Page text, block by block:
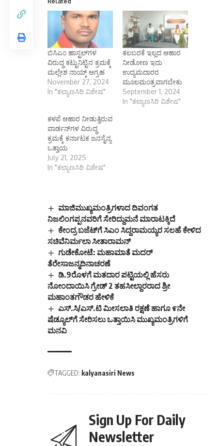
ಬಿಸಿಎಂ ಹಾಸ್ಟಲ್‌ಗಳ
ವಿರುದ್ಧ ಕಟ್ಟುನಿಟ್ಟಿನ ಕ್ರಮಕ್ಕೆ
ಮಲ್ಲೇಶ ನಾಯ್ಕ್ ಆಗ್ರಹ
November 27, 2024
In "ಕಲ್ಯಾಣಸಿರಿ ವಿಶೇಷ"
ಕಲಬರಕೆ ಇಲ್ಲದ ಆಹಾರ
ನೀಡೋಣ ಇದು
ಉದ್ಯಮದಾರರ
ಮೂಲಮಂತ್ರವಾಗಬೇಕು
September 1, 2024
In "ಕಲ್ಯಾಣಸಿರಿ ವಿಶೇಷ"
ಕಳಪೆ ಆಹಾರ ನೀಡುತ್ತಿರುವ
ವಾರ್ಡನ್‍ಗಳ ವಿರುದ್ಧ
ಕ್ರಮಕ್ಕೆ ಕರ್ನಾಟಕ ಜನಸೈನ್ಯ
ಒತ್ತಾಯ
July 21, 2025
In "ಕಲ್ಯಾಣಸಿರಿ ವಿಶೇಷ"
ಮಾಜಿಮುಖ್ಯಮಂತ್ರಿಗಳಾದ ದಿವಂಗತ
ನಿಜಲಿಂಗಪ್ಪನವರಿಗೆ ಸೇರಿದ್ದುಮನೆ ಮಾರಾಟಕ್ಕಿದೆ
ಕೇಂದ್ರ ಬಜೆಟ್‌ಗೆ ಸಿಎಂ ಸಿದ್ದರಾಮಯ್ಯರ ಸಲಹೆ ಕೇಳಿದ
ಸಚಿವೆನಿರ್ಮಲಾ ಸೀತಾರಾಮನ್
ಗುಡೇಕೋಟೆ: ಮಹಾಮಾತೆ ಮದರ್
ತೆರೇಸಾಜನ್ಮದಿನಾಚರಣೆ
ಡಿ.9ರೊಳಗೆ ಮತದಾರ ಪಟ್ಟಿಯಲ್ಲಿ ಹೆಸರು
ನೋಂದಾಯಿಸಿ ಗ್ರೇಡ್ 2 ತಹಸೀಲ್ದಾರರಾದ ಶ್ರೀ
ಮಹಾಂತಗೌಡರ ಹೇಳಿಕೆ
ಎಸ್.ಸಿ/ಎಸ್.ಟಿ ಮೀಸಲಾತಿ ರಕ್ಷಣೆ ಹಾಗೂ ೯ನೇ
ಷೆಡ್ಯೂಲ್‌ಗೆ ಸೇರಿಸಲು ಒತ್ತಾಯಿಸಿ ಮುಖ್ಯಮಂತ್ರಿಗಳಿಗೆ
ಮನವಿ
TAGGED: kalyanasiri News
Sign Up For Daily
Newsletter